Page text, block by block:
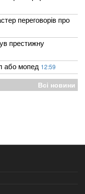
переговорів про
престижну
або мопед 12:59
Всі новини